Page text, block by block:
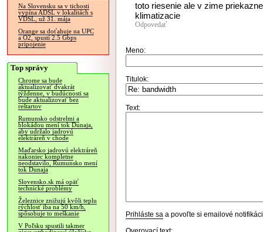
Na Slovensku sa v tichosti
vypína ADSL v lokalitách s
VDSL, už 31. mája
Orange sa doťahuje na UPC
a O2, spustí 2.5 Gbps
pripojenie
Top správy
Chrome sa bude
aktualizovať dvakrát
týždenne, v budúcnosti sa
bude aktualizovať bez
reštartov
Rumunsko odstrelmi a
blokádou mení tok Dunaja,
aby udržalo jadrovú
elektráreň v chode
Maďarsko jadrovú elektráreň
nakoniec kompletne
neodstavilo, Rumunsko mení
tok Dunaja
Slovensko.sk má opäť
technické problémy
Železnice znižujú kvôli teplu
rýchlosť iba na 50 km/h,
spôsobuje to meškanie
V Poľsku spustili takmer
toto riesenie ale v zime
klimatizacie
Odpovedať
Meno:
Titulok:
Text:
Prihláste sa a povoľte si emailové